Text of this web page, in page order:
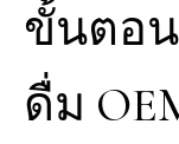
ขั้นตอ
ดื่ม